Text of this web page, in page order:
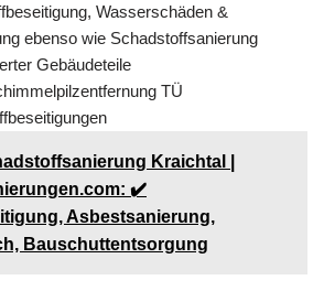
Wasserschäden &
ebenso wie Schadstoffsanierung
Gebäudeteile
TÜ
Kraichtal |
✔️
Asbestsanierung,
Bauschuttentsorgung